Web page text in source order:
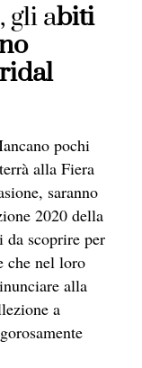
gli abiti
pochi
alla Fiera
saranno
2020 della
scoprire per
che nel loro
alla
a